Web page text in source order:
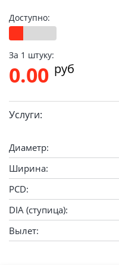
Доступно:
За 1 штуку:
0.00 pуб
Услуги:
Диаметр:
Ширина:
PCD:
DIA (ступица):
Вылет: